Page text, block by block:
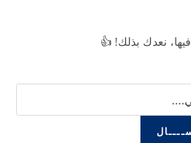
نعدك بذلك! 👍